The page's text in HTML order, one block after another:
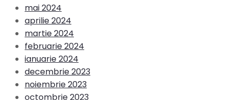
mai 2024
aprilie 2024
martie 2024
februarie 2024
ianuarie 2024
decembrie 2023
noiembrie 2023
octombrie 2023